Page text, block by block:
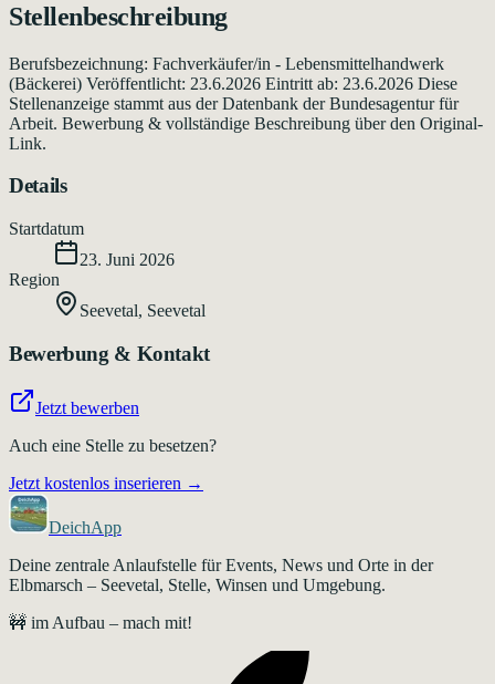
Stellenbeschreibung
Berufsbezeichnung: Fachverkäufer/in - Lebensmittelhandwerk
(Bäckerei) Veröffentlicht: 23.6.2026 Eintritt ab: 23.6.2026 Diese
Stellenanzeige stammt aus der Datenbank der Bundesagentur für
Arbeit. Bewerbung & vollständige Beschreibung über den Original-
Link.
Details
Startdatum
23. Juni 2026
Region
Seevetal, Seevetal
Bewerbung & Kontakt
Jetzt bewerben
Auch eine Stelle zu besetzen?
Jetzt kostenlos inserieren →
DeichApp
Deine zentrale Anlaufstelle für Events, News und Orte in der
Elbmarsch – Seevetal, Stelle, Winsen und Umgebung.
🚧 im Aufbau – mach mit!